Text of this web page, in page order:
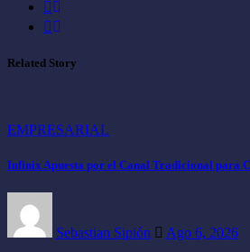
Related Story
EMPRESARIAL
Infinix Apuesta por el Canal Tradicional para
Sebastian Sipión Ago 6, 2026